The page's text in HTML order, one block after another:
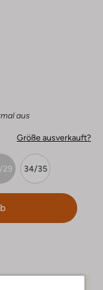
aus
Größe ausverkauft?
29 34/35